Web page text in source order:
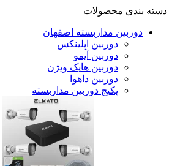
دسته بندی محصولات
دوربین مداربسته اصفهان
دوربین اپلینکس
دوربین آیمو
دوربین هایک ویژن
دوربین داهوا
پکیج دوربین مداربسته